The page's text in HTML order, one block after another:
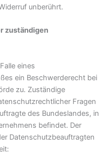
unberührt.
zuständigen
eines
ein Beschwerderecht bei
zu. Zuständige
Fragen
des Bundeslandes, in
befindet. Der
Datenschutzbeauftragten